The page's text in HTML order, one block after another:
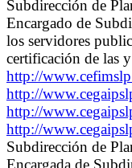
Subdirección de
Encargado de
los servidores
certificación de las
http://
http://
http://
http://
Subdirección de
Encargada de